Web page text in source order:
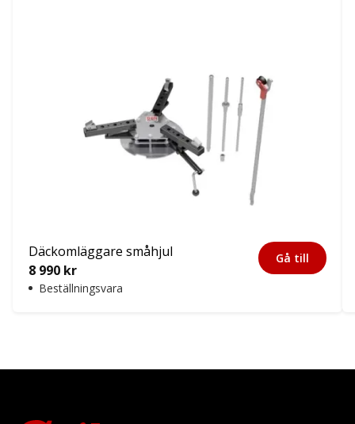
Däckomläggare småhjul
8 990 kr
Beställningsvara
Gå till